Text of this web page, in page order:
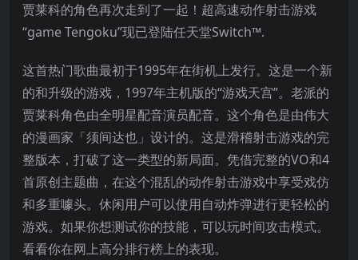
贾莱科的角色再次走到了一起！超高速动作射击游戏
“game Tengoku”现已登陆任天堂Switch™.
这首热门歌曲最初于1995年在街机上发行。这是一个新
的和升级的游戏，1997年主机版的“游戏天宫”。老派的
贾莱科角色由全明星配音演员配音。这个角色是由伟大
的漫画家「须间达也」设计的。这是滑稽射击游戏的完
整版本，打破了这一类型的新局面。凭借完整的VO和4
首原创主题曲，在这个混乱的动作射击游戏中享受戏仿
和多重噱头。休闲用户可以使用自动炸弹进行更轻松的
游戏。如果你想测试你的技能，可以玩时间攻击模式。
看看你在网上高分排行榜上的表现。